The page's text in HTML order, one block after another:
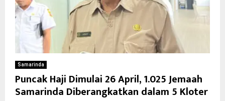
Samarinda
Puncak Haji Dimulai 26 April, 1.025 Jemaah
Samarinda Diberangkatkan dalam 5 Kloter